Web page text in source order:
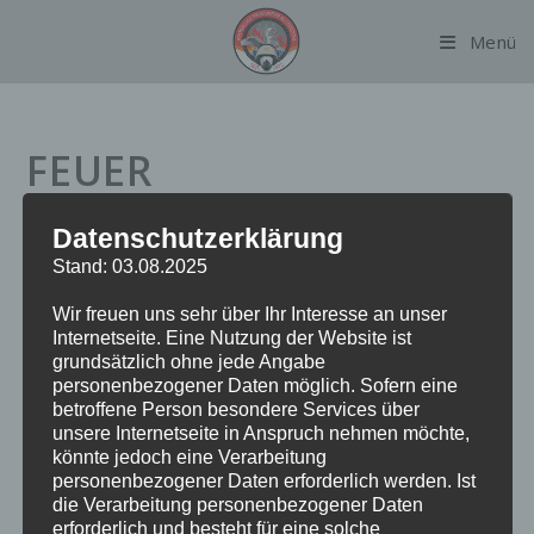
Menü
FEUER
BRANDMELDEANLAGE
Datum:19. Dezember 2023 um 13:25 Uhr
Einsatzart:FEUBMA
Einsatzort:Maienweg
Fahrzeuge:FF Alsterdorf
Weitere Kräfte:BF Alsterdorf, Polizei
Einsatzbericht:
Datenschutzerklärung
Stand: 03.08.2025
Wir freuen uns sehr über Ihr Interesse an unser
Internetseite. Eine Nutzung der Website ist
grundsätzlich ohne jede Angabe
personenbezogener Daten möglich. Sofern eine
betroffene Person besondere Services über
unsere Internetseite in Anspruch nehmen möchte,
könnte jedoch eine Verarbeitung
personenbezogener Daten erforderlich werden. Ist
die Verarbeitung personenbezogener Daten
erforderlich und besteht für eine solche